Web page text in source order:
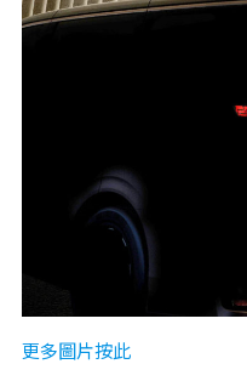
更多圖片按此